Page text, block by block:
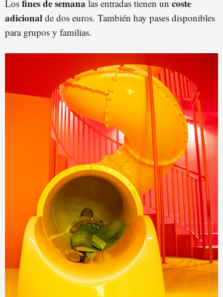
Los fines de semana las entradas tienen un coste
adicional de dos euros. También hay pases disponibles
para grupos y familias.